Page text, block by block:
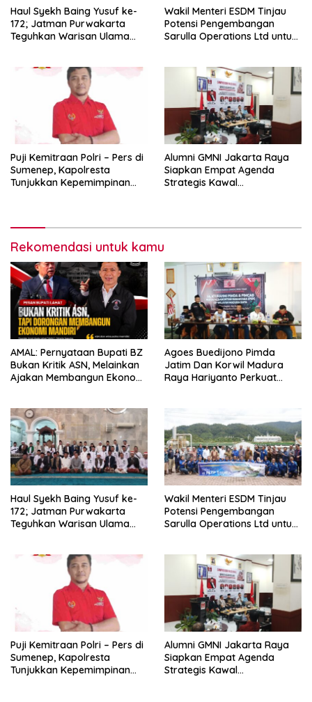
Haul Syekh Baing Yusuf ke-
172; Jatman Purwakarta
Teguhkan Warisan Ulama
Wakil Menteri ESDM Tinjau
Potensi Pengembangan
Sarulla Operations Ltd untuk
Puji Kemitraan Polri – Pers di
Sumenep, Kapolresta
Tunjukkan Kepemimpinan
Alumni GMNI Jakarta Raya
Siapkan Empat Agenda
Strategis Kawal
Rekomendasi untuk kamu
AMAL: Pernyataan Bupati BZ
Bukan Kritik ASN, Melainkan
Ajakan Membangun Ekonomi
Agoes Buedijono Pimda
Jatim Dan Korwil Madura
Raya Hariyanto Perkuat
Haul Syekh Baing Yusuf ke-
172; Jatman Purwakarta
Teguhkan Warisan Ulama
Wakil Menteri ESDM Tinjau
Potensi Pengembangan
Sarulla Operations Ltd untuk
Puji Kemitraan Polri – Pers di
Sumenep, Kapolresta
Tunjukkan Kepemimpinan
Alumni GMNI Jakarta Raya
Siapkan Empat Agenda
Strategis Kawal